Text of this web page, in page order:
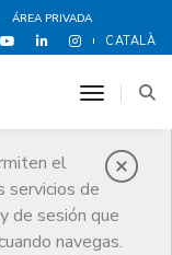
ÁREA PRIVADA
CATALÀ
el
servicios de
de sesión que
navegas.
toggle
Sanitat Baix